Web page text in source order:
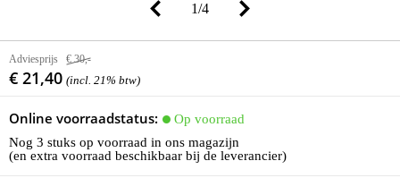
1/4
Adviesprijs € 30,-
€ 21,40 (incl. 21% btw)
Online voorraadstatus:
Op voorraad
Nog 3 stuks op voorraad in ons magazijn
(en extra voorraad beschikbaar bij de leverancier)